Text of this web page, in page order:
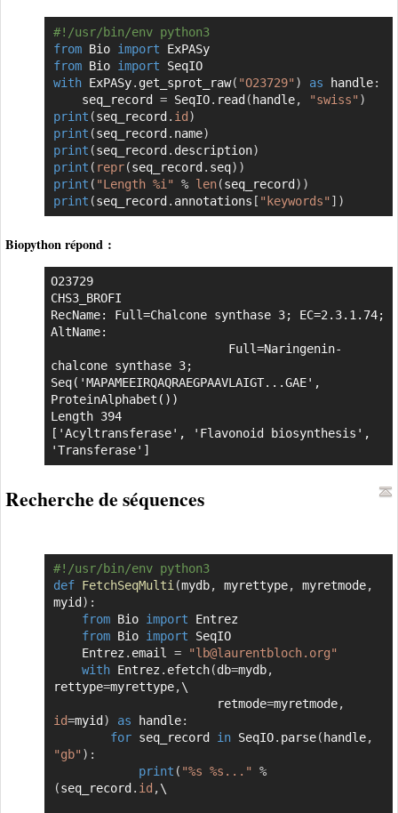
#!/usr/bin/env python3
from Bio import
ExPASy
from Bio import
SeqIO
with ExPASy. get_sprot_raw( "O23729" ) as handle:
    seq_record
= SeqIO. read ( handle, "swiss" )
print (seq_record . id )
print (seq_record . name)
print (seq_record . description)
print ( repr(seq_record . seq) )
print ( "Length %i" % len(seq_record ) )
print (seq_record . annotations [ "keywords" ] )
Biopython répond :
O23729
CHS3_BROFI
RecName: Full=Chalcone synthase 3; EC=2.3.1.74;
AltName:
chalcone synthase 3;
Seq('MAPAMEEIRQAQRAEGPAAVLAIGT...GAE',
ProteinAlphabet())
Length 394
['Acyltransferase', 'Flavonoid biosynthesis',
'Transferase']
Recherche de séquences
#!/usr/bin/env python3
def FetchSeqMulti (mydb, myrettype, myretmode,
myid ) :
from Bio import Entrez
from Bio import SeqIO
    Entrez
. email =
"lb@laurentbloch.org"
with Entrez . efetch(db=mydb,
rettype=myrettype,\
                       retmode
=myretmode,
id=myid ) as handle:
for seq_record in SeqIO. parse( handle,
"gb" ) :
print ( "%s %s..."
%
(seq_record . id ,\